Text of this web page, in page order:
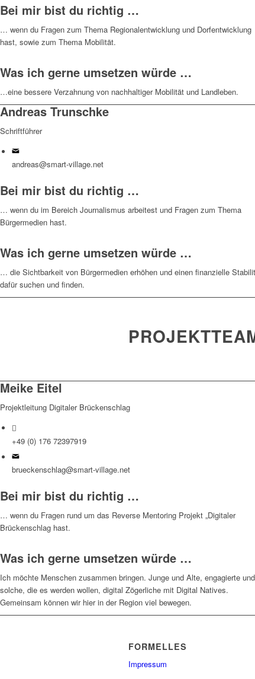
Bei mir bist du richtig …
… wenn du Fragen zum Thema Regionalentwicklung und Dorfentwicklung
hast, sowie zum Thema Mobilität.
Was ich gerne umsetzen würde …
…eine bessere Verzahnung von nachhaltiger Mobilität und Landleben.
Andreas Trunschke
Schriftführer
andreas@smart-village.net
Bei mir bist du richtig …
… wenn du im Bereich Journalismus arbeitest und Fragen zum Thema
Bürgermedien hast.
Was ich gerne umsetzen würde …
… die Sichtbarkeit von Bürgermedien erhöhen und einen finanzielle
dafür suchen und finden.
Meike Eitel
Projektleitung Digitaler Brückenschlag
+49 (0) 176 72397919
brueckenschlag@smart-village.net
Bei mir bist du richtig …
… wenn du Fragen rund um das Reverse Mentoring Projekt „Digitaler
Brückenschlag hast.
Was ich gerne umsetzen würde …
Ich möchte Menschen zusammen bringen. Junge und Alte, engagierte und
solche, die es werden wollen, digital Zögerliche mit Digital Natives.
Gemeinsam können wir hier in der Region viel bewegen.
FORMELLES
Impressum